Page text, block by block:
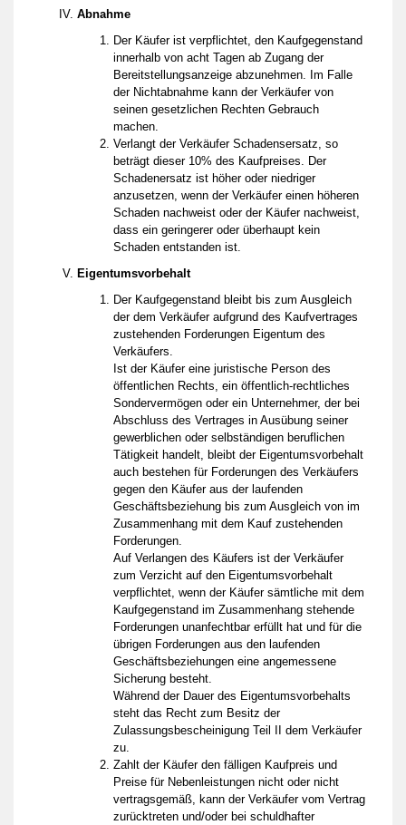
Abnahme
Der Käufer ist verpflichtet, den Kaufgegenstand
innerhalb von acht Tagen ab Zugang der
Bereitstellungsanzeige abzunehmen. Im Falle
der Nichtabnahme kann der Verkäufer von
seinen gesetzlichen Rechten Gebrauch
machen.
Verlangt der Verkäufer Schadensersatz, so
beträgt dieser 10% des Kaufpreises. Der
Schadenersatz ist höher oder niedriger
anzusetzen, wenn der Verkäufer einen höheren
Schaden nachweist oder der Käufer nachweist,
dass ein geringerer oder überhaupt kein
Schaden entstanden ist.
Eigentumsvorbehalt
Der Kaufgegenstand bleibt bis zum Ausgleich
der dem Verkäufer aufgrund des Kaufvertrages
zustehenden Forderungen Eigentum des
Verkäufers.
Ist der Käufer eine juristische Person des
öffentlichen Rechts, ein öffentlich-rechtliches
Sondervermögen oder ein Unternehmer, der bei
Abschluss des Vertrages in Ausübung seiner
gewerblichen oder selbständigen beruflichen
Tätigkeit handelt, bleibt der Eigentumsvorbehalt
auch bestehen für Forderungen des Verkäufers
gegen den Käufer aus der laufenden
Geschäftsbeziehung bis zum Ausgleich von im
Zusammenhang mit dem Kauf zustehenden
Forderungen.
Auf Verlangen des Käufers ist der Verkäufer
zum Verzicht auf den Eigentumsvorbehalt
verpflichtet, wenn der Käufer sämtliche mit dem
Kaufgegenstand im Zusammenhang stehende
Forderungen unanfechtbar erfüllt hat und für die
übrigen Forderungen aus den laufenden
Geschäftsbeziehungen eine angemessene
Sicherung besteht.
Während der Dauer des Eigentumsvorbehalts
steht das Recht zum Besitz der
Zulassungsbescheinigung Teil II dem Verkäufer
zu.
Zahlt der Käufer den fälligen Kaufpreis und
Preise für Nebenleistungen nicht oder nicht
vertragsgemäß, kann der Verkäufer vom Vertrag
zurücktreten und/oder bei schuldhafter